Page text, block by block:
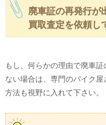
廃車証の再発行が
買取査定を依頼し
もし、何らかの理由で廃車
ない場合は、専門のバイク
方法も視野に入れて下さい。